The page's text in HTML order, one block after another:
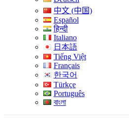
中文 (中国)
Español
हिन्दी
Italiano
日本語
Tiếng Việt
Français
한국어
Türkçe
Português
বাংলা